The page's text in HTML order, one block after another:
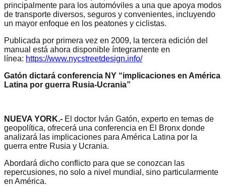
principalmente para los automóviles a una que apoya modos
de transporte diversos, seguros y convenientes, incluyendo
un mayor enfoque en los peatones y ciclistas.
Publicada por primera vez en 2009, la tercera edición del
manual está ahora disponible íntegramente en
línea: https://www.nycstreetdesign.info/
Gatón dictará conferencia NY “implicaciones en América
Latina por guerra Rusia-Ucrania”
NUEVA YORK.- El doctor Iván Gatón, experto en temas de
geopolítica, ofrecerá una conferencia en El Bronx donde
analizará las implicaciones para América Latina por la
guerra entre Rusia y Ucrania.
Abordará dicho conflicto para que se conozcan las
repercusiones, no solo a nivel mundial, sino particularmente
en América.